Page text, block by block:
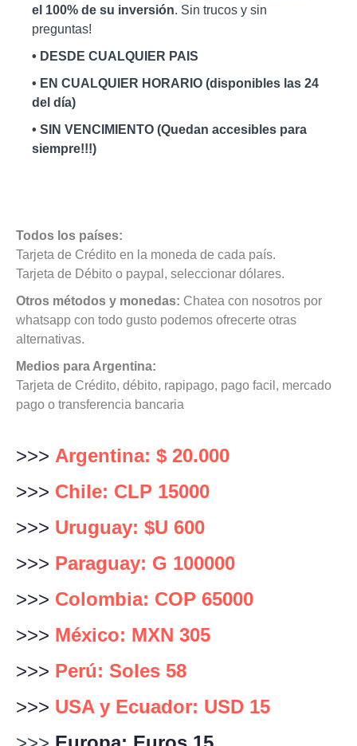
el 100% de su inversión. Sin trucos y sin
preguntas!
• DESDE CUALQUIER PAIS
• EN CUALQUIER HORARIO (disponibles las 24
del día)
• SIN VENCIMIENTO (Quedan accesibles para
siempre!!!)
Todos los países:
Tarjeta de Crédito en la moneda de cada país.
Tarjeta de Débito o paypal, seleccionar dólares.
Otros métodos y monedas: Chatea con nosotros por
whatsapp con todo gusto podemos ofrecerte otras
alternativas.
Medios para Argentina:
Tarjeta de Crédito, débito, rapipago, pago facil, mercado
pago o transferencia bancaria
>>> Argentina: $ 20.000
>>> Chile: CLP 15000
>>> Uruguay: $U 600
>>> Paraguay: G 100000
>>> Colombia: COP 65000
>>> México: MXN 305
>>> Perú: Soles 58
>>> USA y Ecuador: USD 15